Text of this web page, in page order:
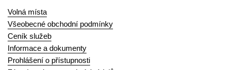
Volná místa
Všeobecné obchodní podmínky
Ceník služeb
Informace a dokumenty
Prohlášení o přístupnosti